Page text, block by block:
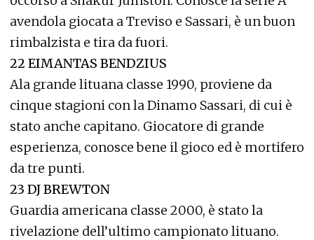
avendola giocata a Treviso e Sassari, è un buon
rimbalzista e tira da fuori.
22 EIMANTAS BENDZIUS
Ala grande lituana classe 1990, proviene da
cinque stagioni con la Dinamo Sassari, di cui è
stato anche capitano. Giocatore di grande
esperienza, conosce bene il gioco ed è mortifero
da tre punti.
23 DJ BREWTON
Guardia americana classe 2000, è stato la
rivelazione dell’ultimo campionato lituano.